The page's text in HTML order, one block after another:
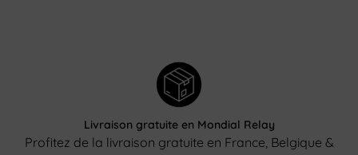
Livraison gratuite en Mondial Relay
Profitez de la livraison gratuite en France, Belgique &